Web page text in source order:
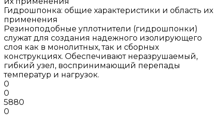
Гидрошпонка: общие характеристики и область их
применения
Резиноподобные уплотнители (гидрошпонки)
служат для создания надежного изолирующего
слоя как в монолитных, так и сборных
конструкциях. Обеспечивают неразрушаемый,
гибкий узел, воспринимающий перепады
температур и нагрузок.
0
0
5880
0